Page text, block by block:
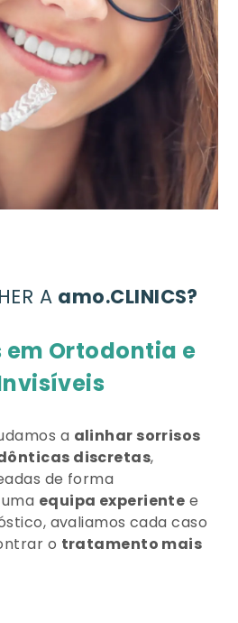
A amo.CLINICS?
em Ortodontia e
a alinhar sorrisos
discretas,
de forma
equipa experiente e
avaliamos cada caso
o tratamento mais